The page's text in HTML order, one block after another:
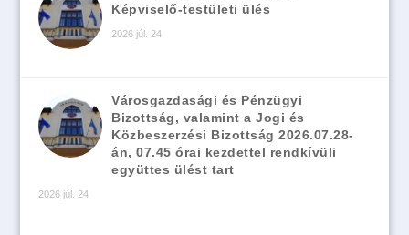
Képviselő-testületi ülés
2026 júl. 24
Városgazdasági és Pénzügyi
Bizottság, valamint a Jogi és
Közbeszerzési Bizottság 2026.07.28-
án, 07.45 órai kezdettel rendkívüli
együttes ülést tart
2026 júl. 24